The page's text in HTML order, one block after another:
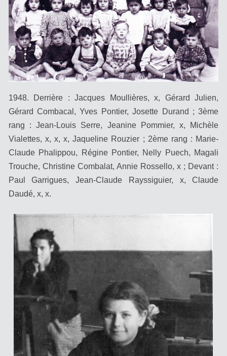
1948. Derrière : Jacques Moullières, x, Gérard Julien,
Gérard Combacal, Yves Pontier, Josette Durand ; 3ème
rang : Jean-Louis Serre, Jeanine Pommier, x, Michèle
Vialettes, x, x, x, Jaqueline Rouzier ; 2ème rang : Marie-
Claude Phalippou, Régine Pontier, Nelly Puech, Magali
Trouche, Christine Combalat, Annie Rossello, x ; Devant :
Paul Garrigues, Jean-Claude Rayssiguier, x, Claude
Daudé, x, x.